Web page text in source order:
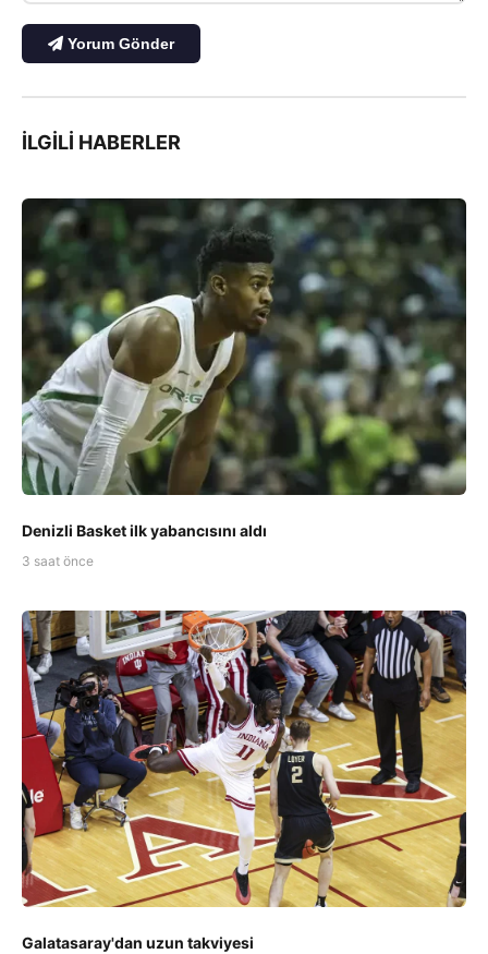
Yorum Gönder
İLGILI HABERLER
Denizli Basket ilk yabancısını aldı
3 saat önce
Galatasaray'dan uzun takviyesi